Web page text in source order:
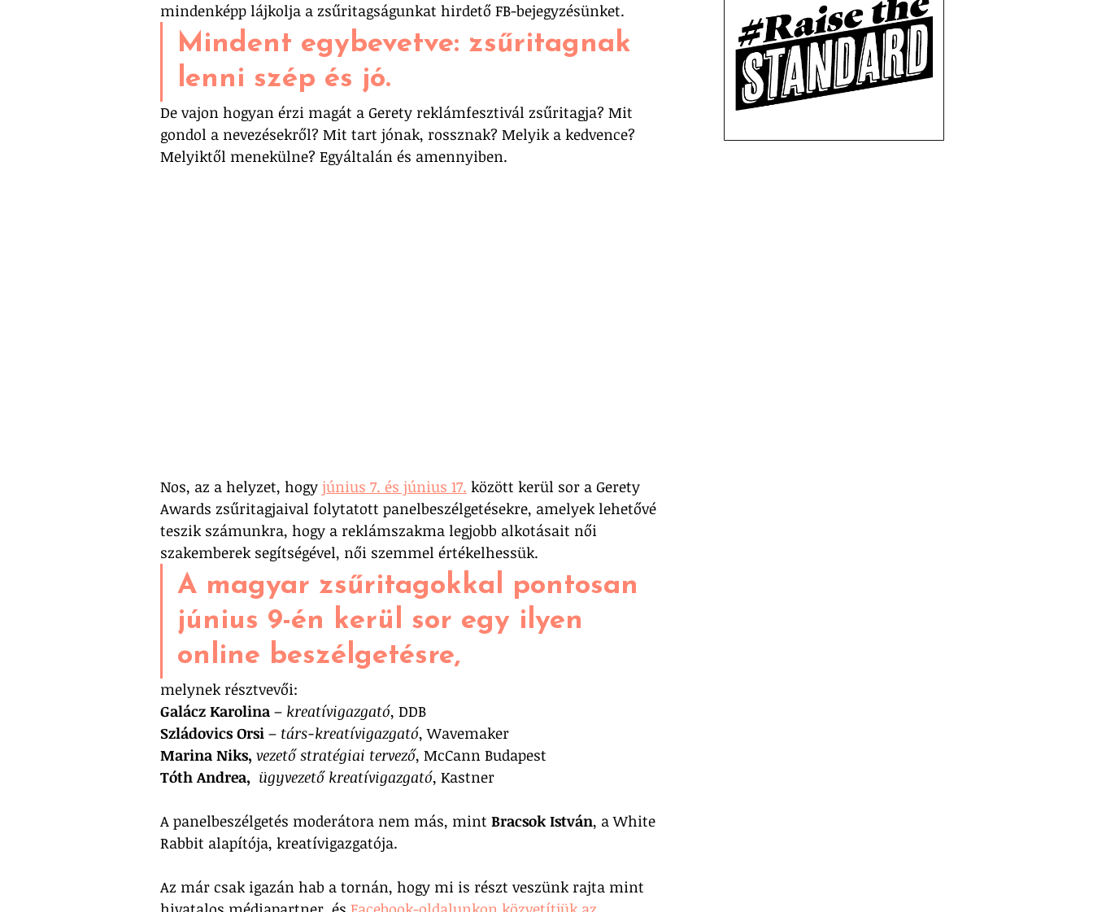
mindenképp lájkolja a zsűritagságunkat hirdető FB-bejegyzésünket.
Mindent egybevetve: zsűritagnak
lenni szép és jó.
De vajon hogyan érzi magát a Gerety reklámfesztivál zsűritagja? Mit
gondol a nevezésekről? Mit tart jónak, rossznak? Melyik a kedvence?
Melyiktől menekülne? Egyáltalán és amennyiben.
Nos, az a helyzet, hogy június 7. és június 17. között kerül sor a Gerety
Awards zsűritagjaival folytatott panelbeszélgetésekre, amelyek lehetővé
teszik számunkra, hogy a reklámszakma legjobb alkotásait női
szakemberek segítségével, női szemmel értékelhessük.
A magyar zsűritagokkal pontosan
június 9-én kerül sor egy ilyen
online beszélgetésre,
melynek résztvevői:
Galácz Karolina – kreatívigazgató, DDB
Szládovics Orsi – társ-kreatívigazgató, Wavemaker
Marina Niks, vezető stratégiai tervező, McCann Budapest
Tóth Andrea, ügyvezető kreatívigazgató, Kastner
A panelbeszélgetés moderátora nem más, mint Bracsok István, a White
Rabbit alapítója, kreatívigazgatója.
Az már csak igazán hab a tornán, hogy mi is részt veszünk rajta mint